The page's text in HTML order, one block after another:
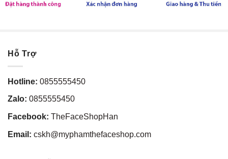
Hỗ Trợ
Hotline: 0855555450
Zalo: 0855555450
Facebook: TheFaceShopHan
Email: cskh@myphamthefaceshop.com